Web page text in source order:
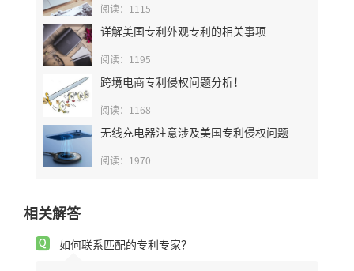
阅读：1115
详解美国专利外观专利的相关事项
阅读：1195
跨境电商专利侵权问题分析！
阅读：1168
无线充电器注意涉及美国专利侵权问题
阅读：1970
相关解答
如何联系匹配的专利专家？